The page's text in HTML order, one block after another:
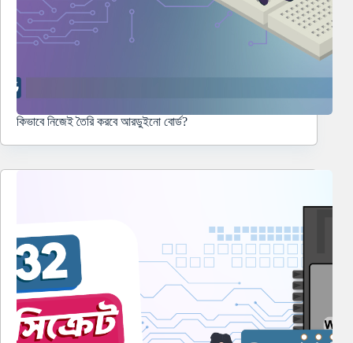
কিভাবে নিজেই তৈরি করবে আরডুইনো বোর্ড?